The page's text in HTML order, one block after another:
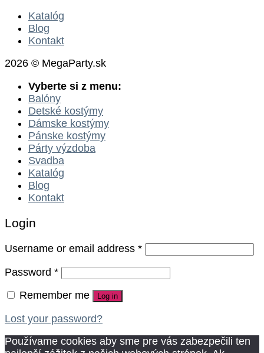
Katalóg
Blog
Kontakt
2026 © MegaParty.sk
Vyberte si z menu:
Balóny
Detské kostýmy
Dámske kostýmy
Pánske kostýmy
Párty výzdoba
Svadba
Katalóg
Blog
Kontakt
Login
Username or email address *
Password *
Remember me
Log in
Lost your password?
Používame cookies aby sme pre vás zabezpečili ten